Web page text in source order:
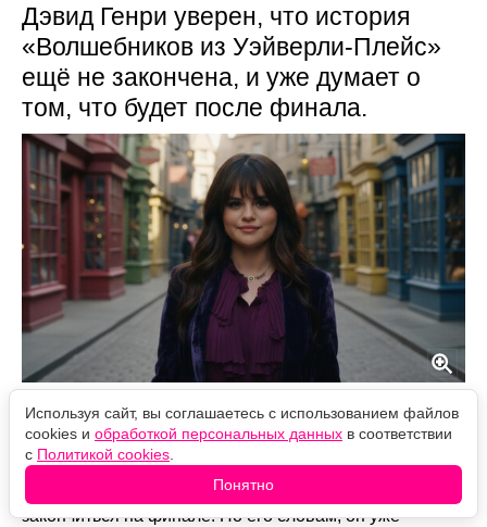
Дэвид Генри уверен, что история
«Волшебников из Уэйверли-Плейс»
ещё не закончена, и уже думает о
том, что будет после финала.
Источник фото: Legion-Media
Дэвид Генри, сыгравший Джастина Руссо и
выступивший исполнительным продюсером сериала,
уверен: история семейства волшебников может не
закончиться на финале. По его словам, он уже
Используя сайт, вы соглашаетесь с использованием файлов
cookies и обработкой персональных данных в соответствии
с Политикой cookies
Понятно